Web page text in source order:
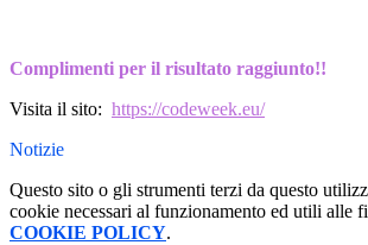
Complimenti per il risultato raggiunto!!
Visita il sito: https://codeweek.eu/
Notizie
Questo sito o gli strumenti terzi da questo
cookie necessari al funzionamento ed utili alle
COOKIE POLICY.